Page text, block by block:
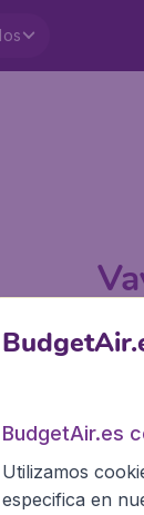
BudgetAir.es
Utilizamos
especifica en